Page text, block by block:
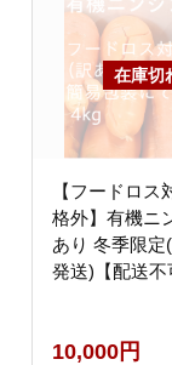
【フードロス
格外】有機ニン
あり 冬季限定(12～3月
発送)【配送不
10,000円